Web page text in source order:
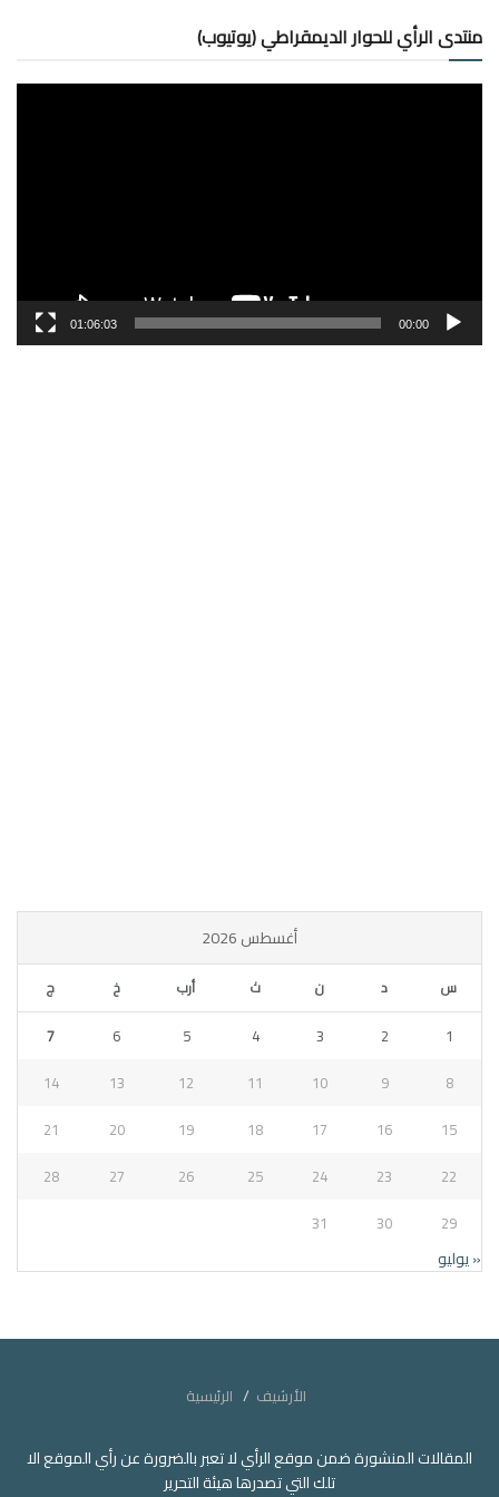
منتدى الرأي للحوار الديمقراطي (يوتيوب)
00:00
01:06:03
أغسطس 2026
س د ن ث أرب خ ج
1
2
3
4
5
6
7
8
9
10
11
12
13
14
15
16
17
18
19
20
21
22
23
24
25
26
27
28
29
30
31
« يوليو
الأرشيف الرئيسية
المقالات المنشورة ضمن موقع الرأي لا تعبر بالضرورة عن رأي الموقع الا
تلك التي تصدرها هيئة التحرير